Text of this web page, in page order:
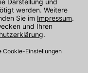
nutzen.
finden Sie hier.